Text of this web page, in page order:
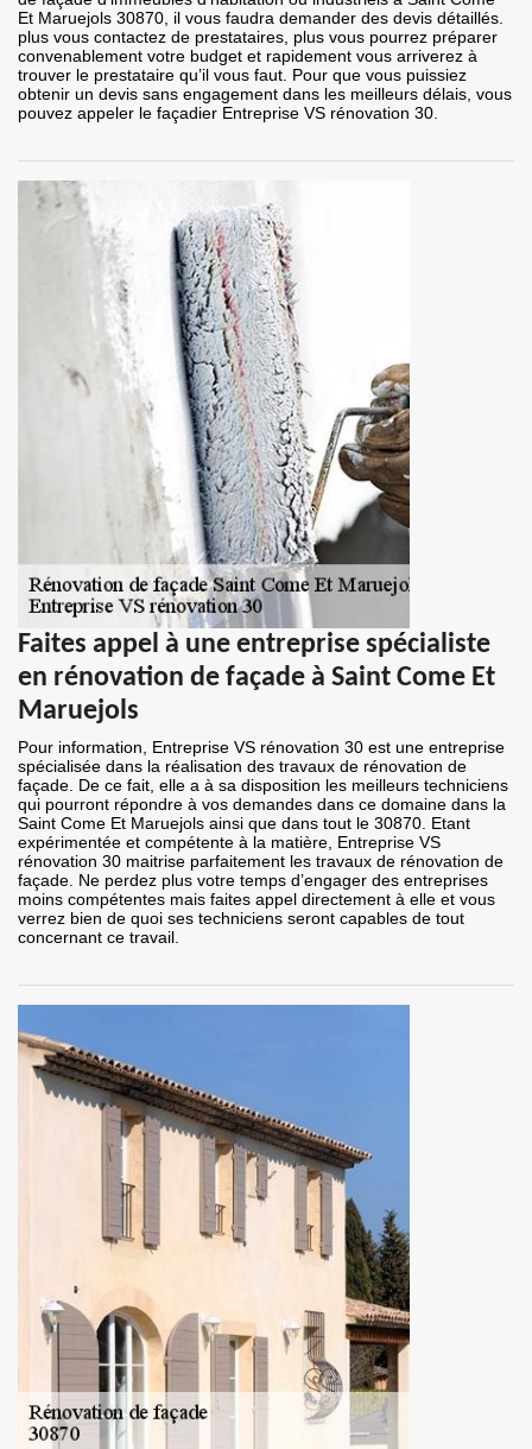
Et Maruejols 30870, il vous faudra demander des devis détaillés.
plus vous contactez de prestataires, plus vous pourrez préparer
convenablement votre budget et rapidement vous arriverez à
trouver le prestataire qu’il vous faut. Pour que vous puissiez
obtenir un devis sans engagement dans les meilleurs délais, vous
pouvez appeler le façadier Entreprise VS rénovation 30.
Faites appel à une entreprise spécialiste
en rénovation de façade à Saint Come Et
Maruejols
Pour information, Entreprise VS rénovation 30 est une entreprise
spécialisée dans la réalisation des travaux de rénovation de
façade. De ce fait, elle a à sa disposition les meilleurs techniciens
qui pourront répondre à vos demandes dans ce domaine dans la
Saint Come Et Maruejols ainsi que dans tout le 30870. Etant
expérimentée et compétente à la matière, Entreprise VS
rénovation 30 maitrise parfaitement les travaux de rénovation de
façade. Ne perdez plus votre temps d’engager des entreprises
moins compétentes mais faites appel directement à elle et vous
verrez bien de quoi ses techniciens seront capables de tout
concernant ce travail.